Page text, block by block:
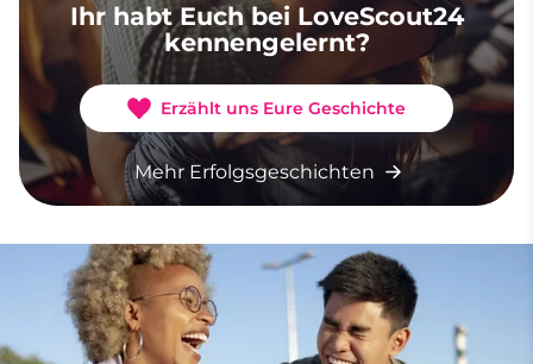
Ihr habt Euch bei LoveScout24
kennengelernt?
Erzählt uns Eure Geschichte
Mehr Erfolgsgeschichten